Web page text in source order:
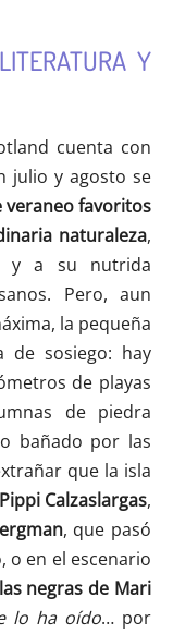
Y
cuenta con
julio y agosto se
veraneo favoritos
naturaleza,
y a su nutrida
Pero, aun
la pequeña
de sosiego: hay
de playas
de piedra
bañado por las
que la isla
Calzaslargas,
, que pasó
o en el escenario
negras de Mari
lo ha oído… por